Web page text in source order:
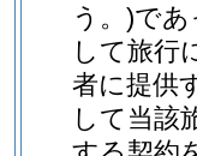
う。)であ
して旅行
者に提供
して当該